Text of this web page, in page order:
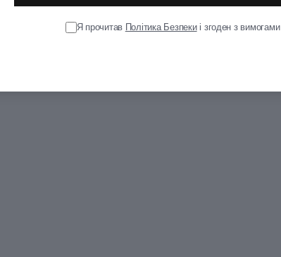
Я прочитав Політика Безпекиі згоден з вимогами